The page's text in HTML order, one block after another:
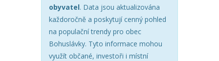
obyvatel. Data jsou aktualizována
každoročně a poskytují cenný pohled
na populační trendy pro obec
Bohuslávky. Tyto informace mohou
využít občané, investoři i místní